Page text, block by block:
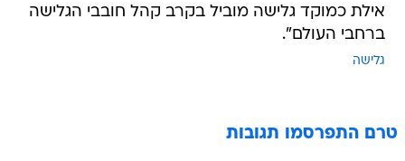
אילת כמוקד גלישה מוביל בקרב קהל חובבי הגלישה
ברחבי העולם".
גלישה
טרם התפרסמו תגובות